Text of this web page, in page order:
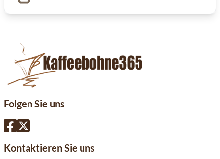
Folgen Sie uns
Kontaktieren Sie uns